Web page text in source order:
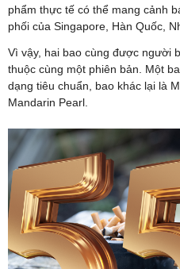
phẩm thực tế có thể mang cảnh
phối của Singapore, Hàn Quốc,
Vì vậy, hai bao cùng được người
thuộc cùng một phiên bản. Một
dạng tiêu chuẩn, bao khác lại là
Mandarin Pearl.